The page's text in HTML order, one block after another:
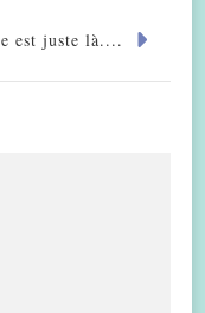
est juste là....